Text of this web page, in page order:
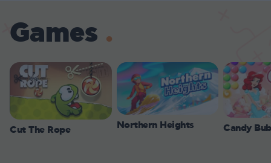
Games
Cut The Rope Northern Heights Candy